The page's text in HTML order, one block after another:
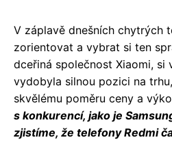
V záplavě dnešních chytrých
zorientovat a vybrat si ten
dceřiná společnost Xiaomi, si
vydobyla silnou pozici na
skvělému poměru ceny a
s konkurencí, jako je
zjistíme, že telefony Redmi